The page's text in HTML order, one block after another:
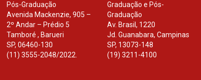
Pós-Graduação
Avenida Mackenzie, 905 –
2º Andar – Prédio 5
Tamboré , Barueri
SP, 06460-130
(11) 3555-2048/2022.
Graduação e Pós-
Graduação
Av. Brasil, 1220
Jd. Guanabara, Campinas
SP, 13073-148
(19) 3211-4100